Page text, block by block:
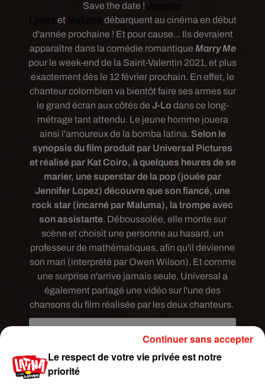
Save the date !
et
débarquent au cinéma en début
d'année prochaine ! Et pour cause... Ils devraient
apparaître dans la comédie romantique Marry Me
pour le week-end de la Saint-Valentin 2021, et plus
exactement dès le 12 février prochain. En effet, le
chanteur colombien va bientôt faire ses armes sur
le grand écran aux côtés de J-Lo dans ce long-
métrage tant attendu. Le jeune homme jouera
ainsi l'amoureux de la bomba latina. Selon le
synopsis du film produit par Universal Pictures
et réalisé par Kat Coiro, à quelques heures de se
marier, une superstar de la pop (jouée par
Jennifer Lopez) découvre que son fiancé, une
rock star (incarné par Maluma), la trompe avec
son assistante. Déboussolée, elle monte sur
scène et choisit une personne au hasard, un
professeur de mathématiques, afin qu'il devienne
son mari (interprété par Owen Wilson). Et comme
une surprise n'arrive jamais seule, Universal a
également partagé une vidéo sur l'une des
chansons du film réalisée par les deux chanteurs.
Le respect de votre vie privée est notre
priorité
Continuer sans accepter